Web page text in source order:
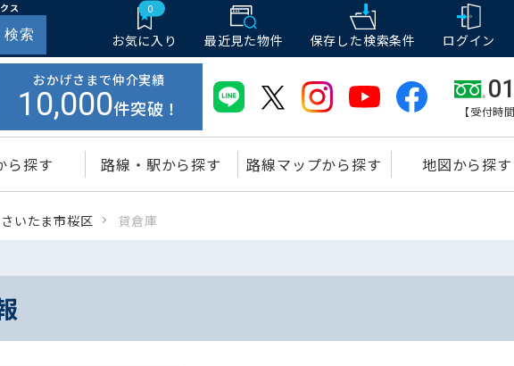
ス
検索
0
お気に入り 最近見た物件 保存した検索条件 ログイン
おかげさまで仲介実績
10,000件突破！ 【受付時
ら探す 路線・駅から探す 路線マップから探す 地図から探す
さいたま市桜区 貸倉庫